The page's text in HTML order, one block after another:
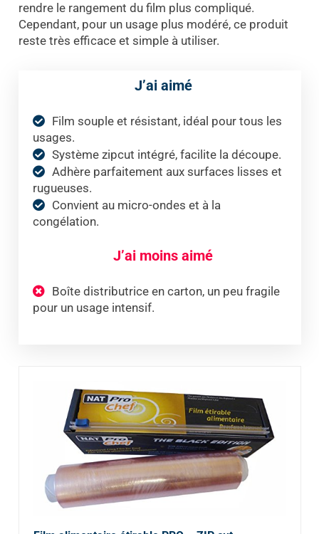
rendre le rangement du film plus compliqué.
Cependant, pour un usage plus modéré, ce produit
reste très efficace et simple à utiliser.
J’ai aimé
Film souple et résistant, idéal pour tous les
usages.
Système zipcut intégré, facilite la découpe.
Adhère parfaitement aux surfaces lisses et
rugueuses.
Convient au micro-ondes et à la
congélation.
J’ai moins aimé
Boîte distributrice en carton, un peu fragile
pour un usage intensif.